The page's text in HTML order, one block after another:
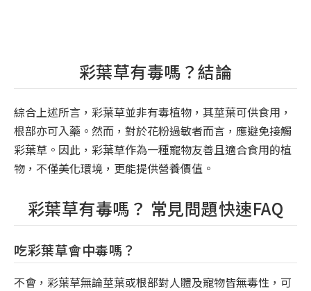
彩葉草有毒嗎？結論
綜合上述所言，彩葉草並非有毒植物，其莖葉可供食用，
根部亦可入藥。然而，對於花粉過敏者而言，應避免接觸
彩葉草。因此，彩葉草作為一種寵物友善且適合食用的植
物，不僅美化環境，更能提供營養價值。
彩葉草有毒嗎？ 常見問題快速FAQ
吃彩葉草會中毒嗎？
不會，彩葉草無論莖葉或根部對人體及寵物皆無毒性，可